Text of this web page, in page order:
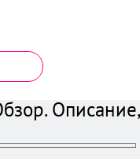
Описание,